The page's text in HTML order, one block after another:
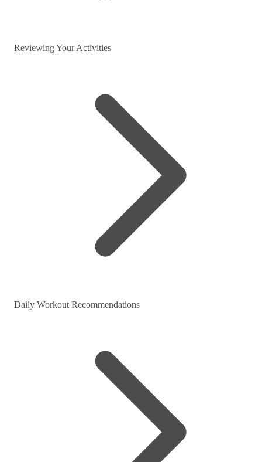
Reviewing Your Activities
Daily Workout Recommendations